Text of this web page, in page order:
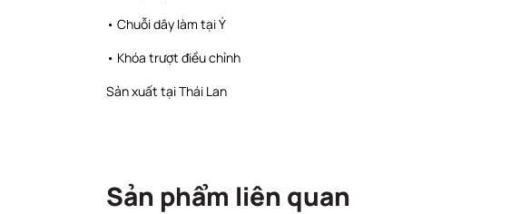
• Chuỗi dây làm tại Ý
• Khóa trượt điều chỉnh
Sản xuất tại Thái Lan
Sản phẩm liên quan